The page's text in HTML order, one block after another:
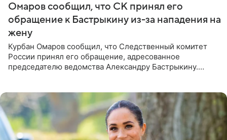
Омаров сообщил, что СК принял его
обращение к Бастрыкину из-за нападения на
жену
Курбан Омаров сообщил, что Следственный комитет
России принял его обращение, адресованное
председателю ведомства Александру Бастрыкину.